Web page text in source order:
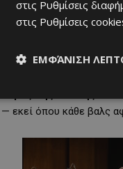
της διεθνώς
παράδοση του
— εκεί όπου κάθε βαλς
στις Ρυθμίσεις
στις Ρυθμίσεις
ΕΜΦΆΝΙΣΗ